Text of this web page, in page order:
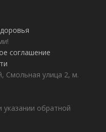
соглашение
Смольная улица 2, м.
обратной